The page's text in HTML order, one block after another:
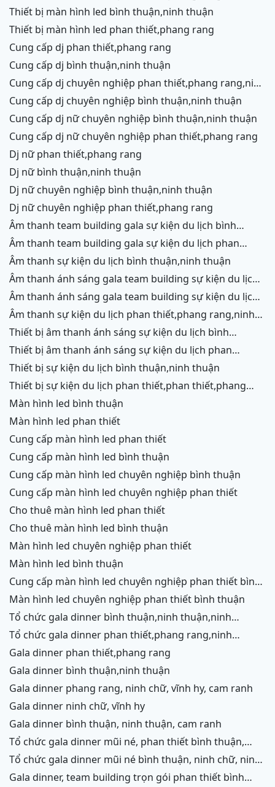
thiết bị màn hình led bình thuận,ninh thuận
thiết bị màn hình led phan thiết,phang rang
cung cấp dj phan thiết,phang rang
cung cấp dj bình thuận,ninh thuận
cung cấp dj chuyên nghiệp phan thiết,phang rang,ninh
chữ,vĩnh hy
cung cấp dj chuyên nghiệp bình thuận,ninh thuận
cung cấp dj nữ chuyên nghiệp bình thuận,ninh thuận
cung cấp dj nữ chuyên nghiệp phan thiết,phang rang
dj nữ phan thiết,phang rang
dj nữ bình thuận,ninh thuận
dj nữ chuyên nghiệp bình thuận,ninh thuận
dj nữ chuyên nghiệp phan thiết,phang rang
âm thanh team building gala sự kiện du lịch bình
thuận,ninh thuận
âm thanh team building gala sự kiện du lịch phan
thiết,phang rang,ninh chữ, vĩnh hy
âm thanh sự kiện du lịch bình thuận,ninh thuận
âm thanh ánh sáng gala team building sự kiện du lịch
bình thuận,ninh thuận
âm thanh ánh sáng gala team building sự kiện du lịch
phan thiết,phang rang,ninh chữ,vĩnh hy
âm thanh sự kiện du lịch phan thiết,phang rang,ninh
chữ,vĩnh hy,ninh thuận,cam ranh
thiết bị âm thanh ánh sáng sự kiện du lịch bình
thuận,ninh thuận
thiết bị âm thanh ánh sáng sự kiện du lịch phan
thiết,phang rang,ninh chữ,vĩnh hy,cam ranh
thiết bị sự kiện du lịch bình thuận,ninh thuận
thiết bị sự kiện du lịch phan thiết,phan thiết,phang
rang,ninh chữ,vĩnh hy,cam ranh
màn hình led bình thuận
màn hình led phan thiết
cung cấp màn hình led phan thiết
cung cấp màn hình led bình thuận
cung cấp màn hình led chuyên nghiệp bình thuận
cung cấp màn hình led chuyên nghiệp phan thiết
cho thuê màn hình led phan thiết
cho thuê màn hình led bình thuận
màn hình led chuyên nghiệp phan thiết
màn hình led bình thuận
cung cấp màn hình led chuyên nghiệp phan thiết bình
thuận
màn hình led chuyên nghiệp phan thiết bình thuận
tổ chức gala dinner bình thuận,ninh thuận,ninh
chữ,vĩnh hy,cam ranh
tổ chức gala dinner phan thiết,phang rang,ninh
chữ,vĩnh hy,cam ranh
gala dinner phan thiết,phang rang
gala dinner bình thuận,ninh thuận
gala dinner phang rang, ninh chữ, vĩnh hy, cam ranh
gala dinner ninh chữ, vĩnh hy
gala dinner bình thuận, ninh thuận, cam ranh
tổ chức gala dinner mũi né, phan thiết bình thuận,
ninh thuận, ninh chữ, vĩnh hy, cam ranh
tổ chức gala dinner mũi né bình thuận, ninh chữ, ninh
thuận, cam ranh
gala dinner, team building trọn gói phan thiết bình